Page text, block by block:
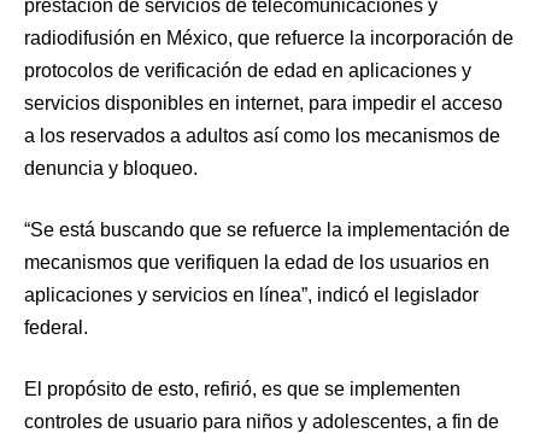
prestación de servicios de telecomunicaciones y
radiodifusión en México, que refuerce la incorporación de
protocolos de verificación de edad en aplicaciones y
servicios disponibles en internet, para impedir el acceso
a los reservados a adultos así como los mecanismos de
denuncia y bloqueo.
“Se está buscando que se refuerce la implementación de
mecanismos que verifiquen la edad de los usuarios en
aplicaciones y servicios en línea”, indicó el legislador
federal.
El propósito de esto, refirió, es que se implementen
controles de usuario para niños y adolescentes, a fin de